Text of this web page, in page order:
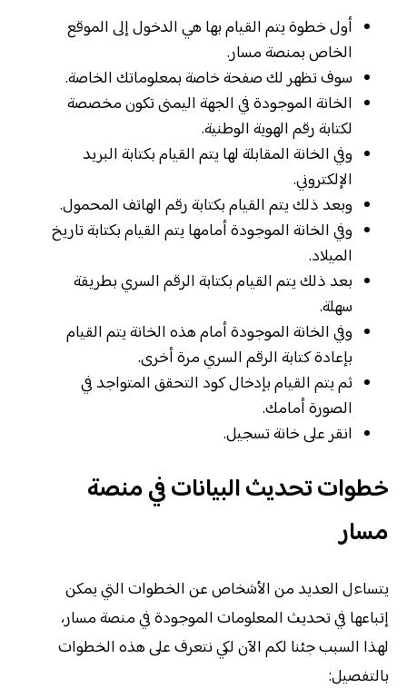
أول خطوة يتم القيام بها هي الدخول إلى الموقع
الخاص بمنصة مسار.
سوف تظهر لك صفحة خاصة بمعلوماتك الخاصة.
الخانة الموجودة في الجهة اليمنى تكون مخصصة
لكتابة رقم الهوية الوطنية.
وفي الخانة المقابلة لها يتم القيام بكتابة البريد
الإلكتروني.
وبعد ذلك يتم القيام بكتابة رقم الهاتف المحمول.
وفي الخانة الموجودة أمامها يتم القيام بكتابة تاريخ
الميلاد.
بعد ذلك يتم القيام بكتابة الرقم السري بطريقة
سهلة.
وفي الخانة الموجودة أمام هذه الخانة يتم القيام
بإعادة كتابة الرقم السري مرة أخرى.
ثم يتم القيام بإدخال كود التحقق المتواجد في
الصورة أمامك.
انقر على خانة تسجيل.
خطوات تحديث البيانات في منصة
مسار
يتساءل العديد من الأشخاص عن الخطوات التي يمكن
إتباعها في تحديث المعلومات الموجودة في منصة مسار،
لهذا السبب جئنا لكم الآن لكي نتعرف على هذه الخطوات
بالتفصيل: